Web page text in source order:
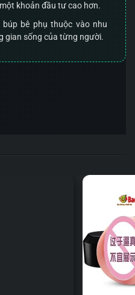
khoản đầu tư cao hơn.
bê phụ thuộc vào nhu
gian sống của từng người.